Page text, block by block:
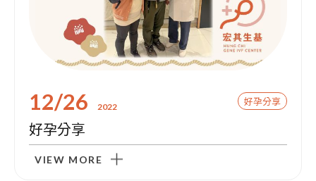
12/26 2022 好孕分享
好孕分享
VIEW MORE